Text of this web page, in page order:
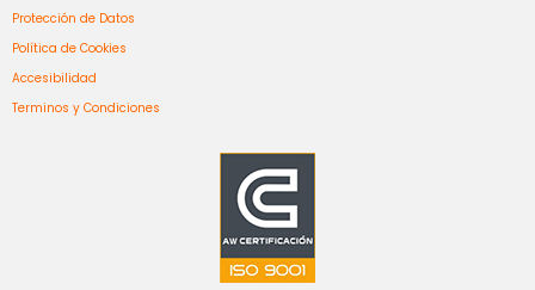
Protección de Datos
Política de Cookies
Accesibilidad
Terminos y Condiciones